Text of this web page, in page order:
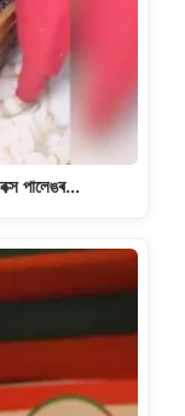
পালেঙৰ…